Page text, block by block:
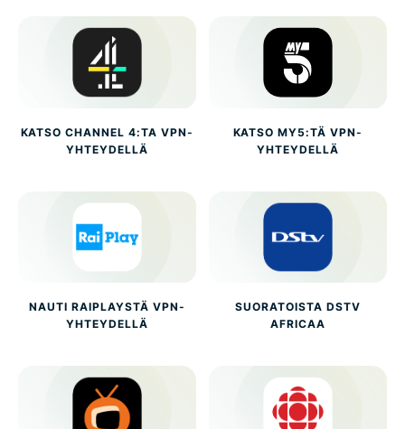
KATSO CHANNEL 4:TA VPN-
YHTEYDELLÄ
KATSO MY5:TÄ VPN-
YHTEYDELLÄ
NAUTI RAIPLAYSTÄ VPN-
YHTEYDELLÄ
SUORATOISTA DSTV
AFRICAA